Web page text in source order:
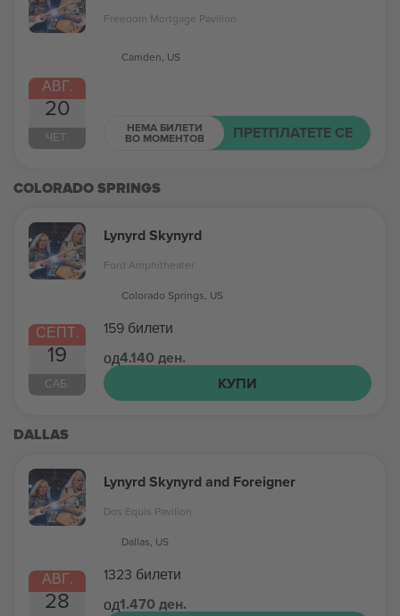
АВГ.
20
ЧЕТ.
Freedom Mortgage Pavilion
Camden, US
НЕМА БИЛЕТИ
ВО МОМЕНТОВ ПРЕТПЛАТЕТЕ СЕ
COLORADO SPRINGS
СЕПТ.
19
САБ.
Lynyrd Skynyrd
Ford Amphitheater
Colorado Springs, US
159 билети
од4.140 ден.
КУПИ
DALLAS
АВГ.
28
Lynyrd Skynyrd and Foreigner
Dos Equis Pavilion
Dallas, US
1323 билети
од1.470 ден.